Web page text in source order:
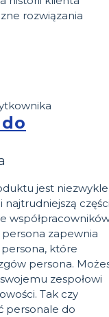
rozwiązania
jest niezwykle
najtrudniejszą
zapewnia
które
persona.
zespołowi
Tak czy
personale do